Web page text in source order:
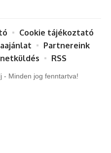
- Minden jog fenntartva!
Cookie tájékoztató
Partnereink
RSS